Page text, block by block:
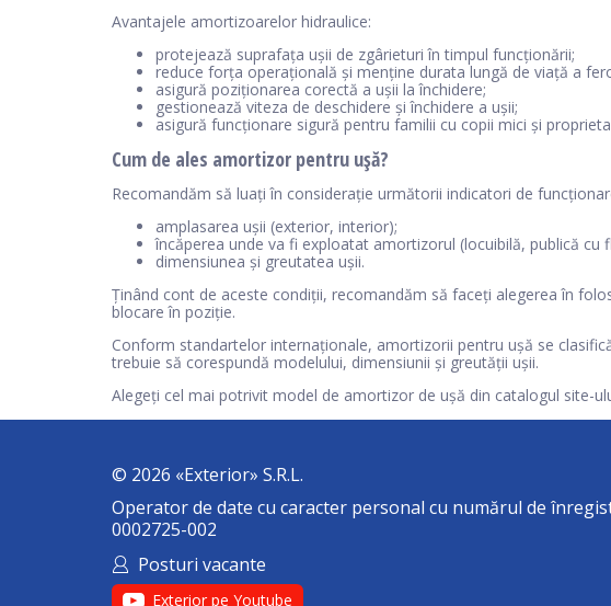
Avantajele amortizoarelor hidraulice:
protejează suprafața ușii de zgârieturi în timpul funcționării;
reduce forța operațională și menține durata lungă de viață a
asigură poziționarea corectă a ușii la închidere;
gestionează viteza de deschidere și închidere a ușii;
asigură funcționare sigură pentru familii cu copii mici și
Cum de ales amortizor pentru ușă?
Recomandăm să luați în considerație următorii indicatori de
amplasarea ușii (exterior, interior);
încăperea unde va fi exploatat amortizorul (locuibilă, publică cu
dimensiunea și greutatea ușii.
Ținând cont de aceste condiții, recomandăm să faceți alegerea în
blocare în poziție.
Conform standartelor internaționale, amortizorii pentru ușă se
trebuie să corespundă modelului, dimensiunii și greutății ușii.
Alegeți cel mai potrivit model de amortizor de ușă din catalogul site-
© 2026 «Exterior» S.R.L.
Operator de date cu caracter personal cu numărul de
0002725-002
Posturi vacante
Exterior pe Youtube